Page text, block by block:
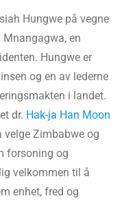
Hungwe på vegne
Mnangagwa, en
Hungwe er
og en av lederne
i landet.
dr. Hak-ja Han Moon
velge Zimbabwe og
forsoning og
velkommen til å
enhet, fred og